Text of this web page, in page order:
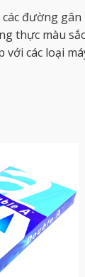
đường
thực màu
các loại